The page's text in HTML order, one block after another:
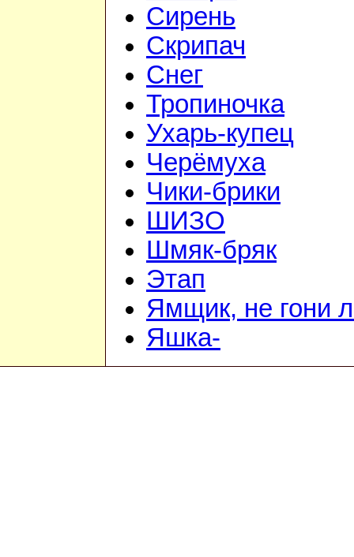
Сирень
Скрипач
Снег
Тропиночка
Ухарь-купец
Черёмуха
Чики-брики
ШИЗО
Шмяк-бряк
Этап
Ямщик, не гони
Яшка-